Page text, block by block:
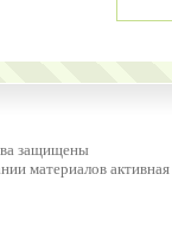
защищены
материалов активная